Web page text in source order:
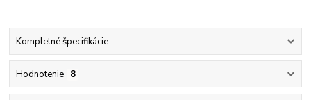
Kompletné špecifikácie
Hodnotenie 8